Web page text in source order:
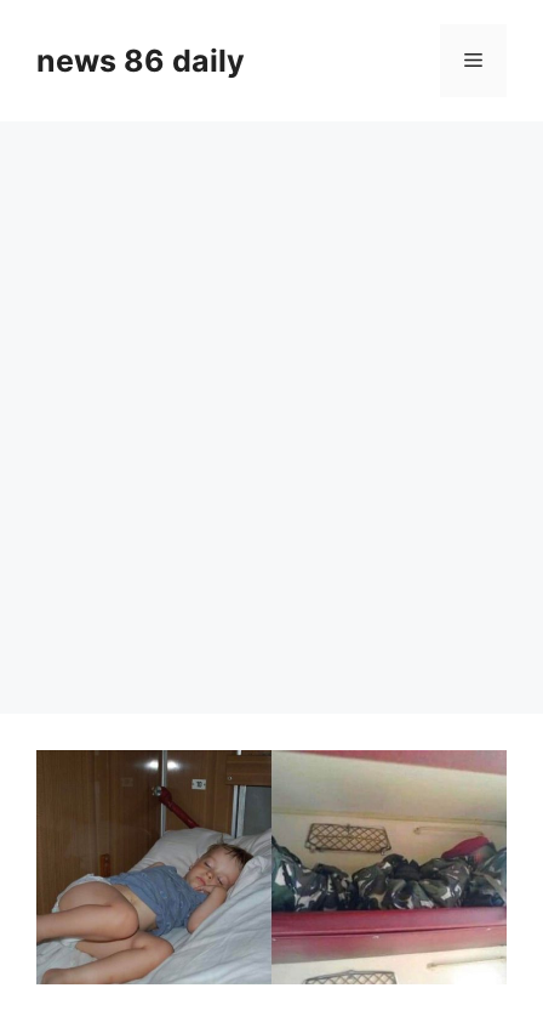
contentnews 86 daily Menu